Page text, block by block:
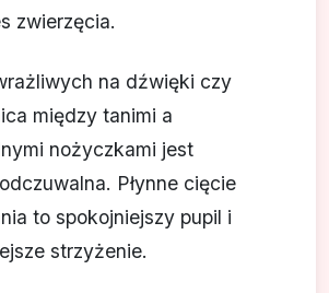
zwierzęcia.
na dźwięki czy
między tanimi a
nożyczkami jest
Płynne cięcie
to spokojniejszy pupil i
strzyżenie.